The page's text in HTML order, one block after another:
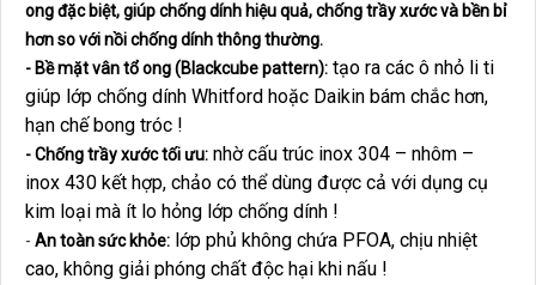
ong đặc biệt, giúp chống dính hiệu quả, chống trầy xước và bền bỉ
hơn so với nồi chống dính thông thường.
- Bề mặt vân tổ ong (Blackcube pattern): tạo ra các ô nhỏ li ti
giúp lớp chống dính Whitford hoặc Daikin bám chắc hơn,
hạn chế bong tróc !
- Chống trầy xước tối ưu: nhờ cấu trúc inox 304 – nhôm –
inox 430 kết hợp, chảo có thể dùng được cả với dụng cụ
kim loại mà ít lo hỏng lớp chống dính !
- An toàn sức khỏe: lớp phủ không chứa PFOA, chịu nhiệt
cao, không giải phóng chất độc hại khi nấu !